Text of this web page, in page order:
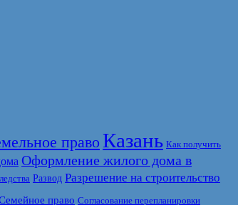
право Казань Как получить
Оформление жилого дома в
Развод Разрешение на строительство
право Согласование перепланировки